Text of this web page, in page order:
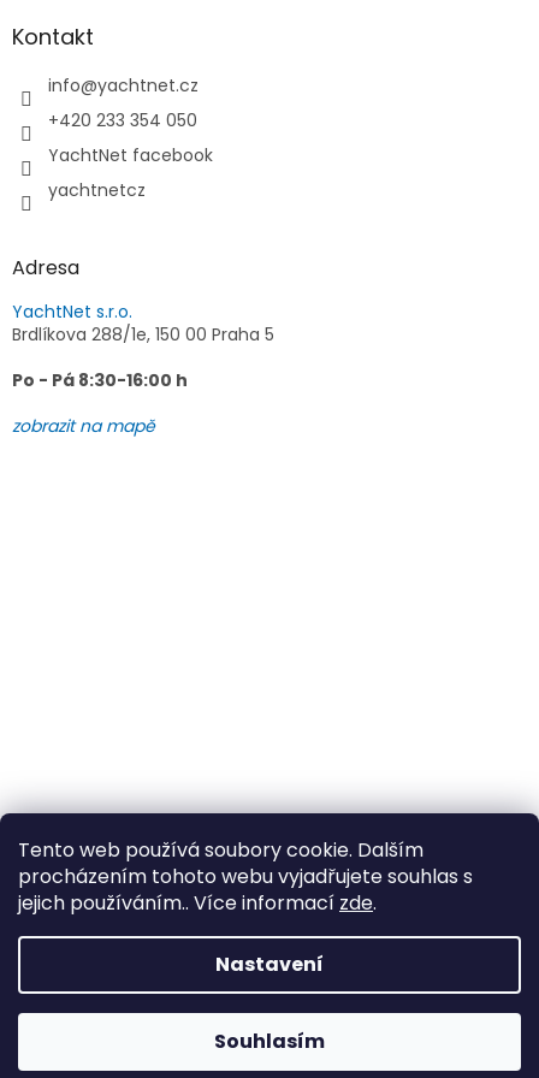
Tento web používá soubory cookie. Dalším
procházením tohoto webu vyjadřujete souhlas s
jejich používáním.. Více informací zde.
Nastavení
Souhlasím
aKontakt
info@yachtnet.cz
+420 233 354 050
YachtNet facebook
yachtnetcz
Adresa
YachtNet s.r.o.
Brdlíkova 288/1e, 150 00 Praha 5
Po - Pá 8:30-16:00 h
zobrazit na mapě
Vytvořil Shoptet
Copyright 2026YachtNet shop. Všechna práva
vyhrazena.